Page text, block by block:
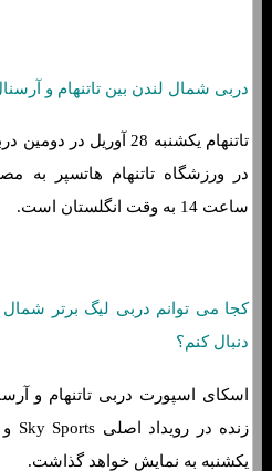
دربی شمال لندن بین تاتنهام و
تاتنهام یکشنبه 28
در ورزشگاه تاتنهام هاتسپر
ساعت 14 به وقت انگلستان است.
کجا می توانم دربی لیگ برتر شمال
دنبال کنم؟
اسکای اسپورت دربی تاتنهام و
یکشنبه به نمایش خواهد گذاشت.